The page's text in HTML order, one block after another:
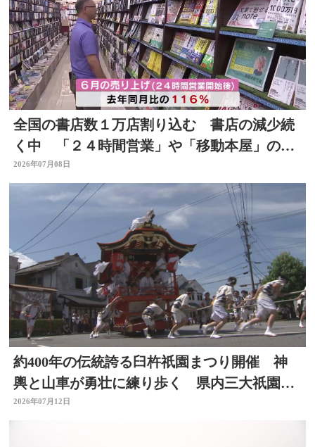
全国の書店数１万店割り込む 書店の減少続
く中 「２４時間営業」や「移動本屋」の取
り組みも 大分
2026年07月08日
約400年の伝統誇る臼杵祇園まつり開催 神
輿と山車が勇壮に練り歩く 県内三大祇園の
１つ 大分
2026年07月12日